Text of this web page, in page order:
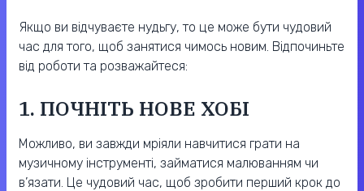
Якщо ви відчуваєте нудьгу, то це може бути чудовий
час для того, щоб занятися чимось новим. Відпочиньте
від роботи та розважайтеся:
1. ПОЧНІТЬ НОВЕ ХОБІ
Можливо, ви завжди мріяли навчитися грати на
музичному інструменті, займатися малюванням чи
в’язати. Це чудовий час, щоб зробити перший крок до